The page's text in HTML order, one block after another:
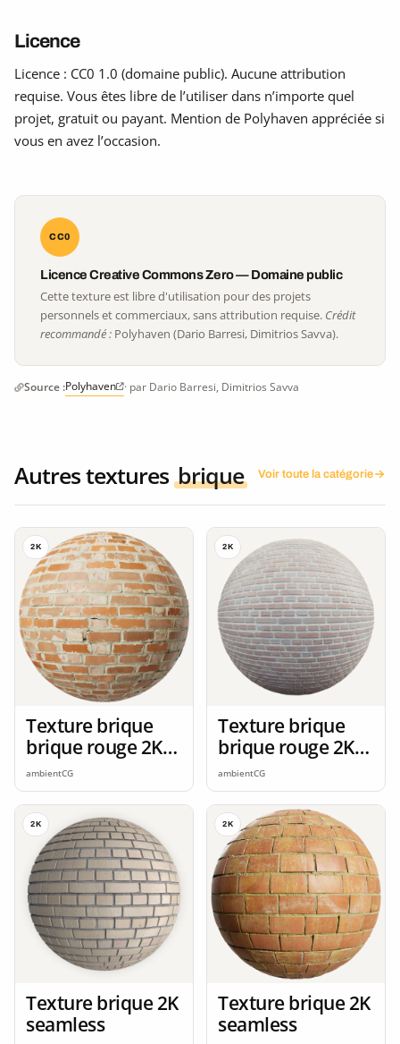
Licence
Licence : CC0 1.0 (domaine public). Aucune attribution
requise. Vous êtes libre de l’utiliser dans n’importe quel
projet, gratuit ou payant. Mention de Polyhaven appréciée si
vous en avez l’occasion.
CC0
Licence Creative Commons Zero — Domaine public
Cette texture est libre d'utilisation pour des projets
personnels et commerciaux, sans attribution requise. Crédit
recommandé : Polyhaven (Dario Barresi, Dimitrios Savva).
Source :Polyhaven · par Dario Barresi, Dimitrios Savva
Autres textures brique Voir toute la catégorie
2K
Texture brique
brique rouge 2K
seamless
ambientCG
2K
Texture brique
brique rouge 2K
seamless
ambientCG
2K
Texture brique 2K
seamless
2K
Texture brique 2K
seamless